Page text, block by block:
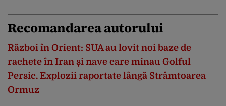
Recomandarea autorului
Război în Orient: SUA au lovit noi baze de
rachete în Iran și nave care minau Golful
Persic. Explozii raportate lângă Strâmtoarea
Ormuz